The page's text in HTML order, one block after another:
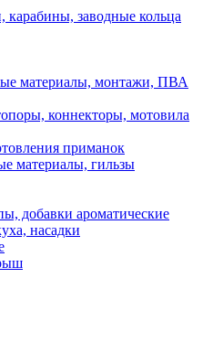
карабины, заводные кольца
материалы, монтажи, ПВА
коннекторы, мотовила
приманок
материалы, гильзы
добавки ароматические
насадки